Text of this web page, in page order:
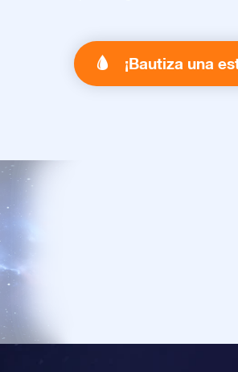
¡Bautiza una